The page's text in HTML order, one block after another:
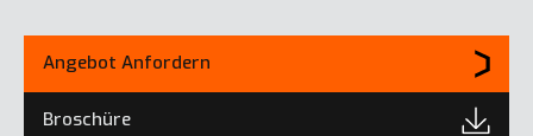
Angebot Anfordern
Broschüre